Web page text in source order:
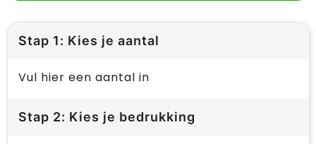
Stap 1: Kies je aantal
Vul hier een aantal in
Stap 2: Kies je bedrukking